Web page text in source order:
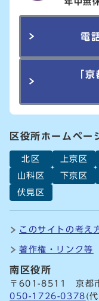
電
「
区役所ホームペー
北区 上京区
山科区
下京区
伏見区
このサイトの考え
著作権・リンク等
南区役所
〒601-8511 京都
050-1726-0378 (